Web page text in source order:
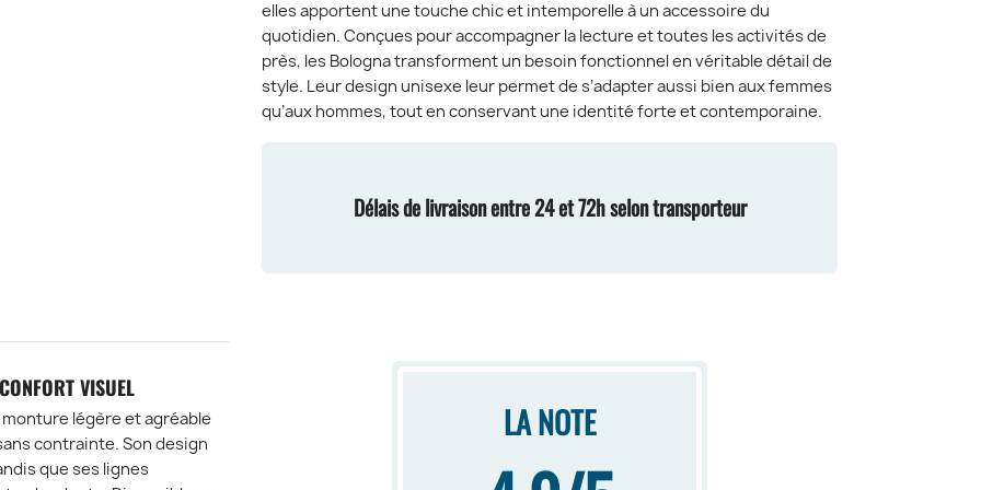
elles apportent une touche chic et intemporelle à un accessoire du
quotidien. Conçues pour accompagner la lecture et toutes les activités de
près, les Bologna transforment un besoin fonctionnel en véritable détail de
style. Leur design unisexe leur permet de s’adapter aussi bien aux femmes
qu’aux hommes, tout en conservant une identité forte et contemporaine.
Délais de livraison entre 24 et 72h selon transporteur
VISUEL
légère et agréable
contrainte. Son design
que ses lignes
LA NOTE